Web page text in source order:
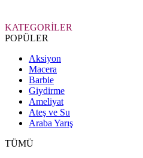
KATEGORİLER
POPÜLER
Aksiyon
Macera
Barbie
Giydirme
Ameliyat
Ateş ve Su
Araba Yarış
TÜMÜ